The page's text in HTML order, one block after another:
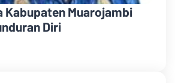
Kabupaten Muarojambi
Diri